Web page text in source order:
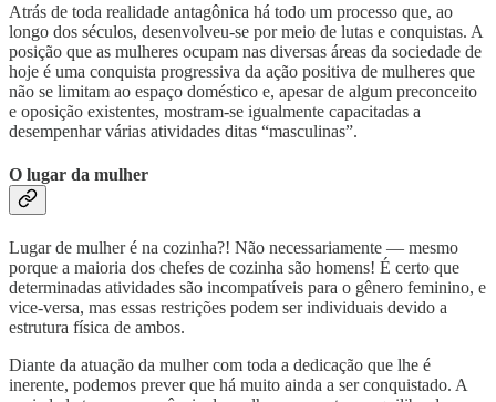
Atrás de toda realidade antagônica há todo um processo que, ao
longo dos séculos, desenvolveu-se por meio de lutas e conquistas. A
posição que as mulheres ocupam nas diversas áreas da sociedade de
hoje é uma conquista progressiva da ação positiva de mulheres que
não se limitam ao espaço doméstico e, apesar de algum preconceito
e oposição existentes, mostram-se igualmente capacitadas a
desempenhar várias atividades ditas “masculinas”.
O lugar da mulher
Lugar de mulher é na cozinha?! Não necessariamente — mesmo
porque a maioria dos chefes de cozinha são homens! É certo que
determinadas atividades são incompatíveis para o gênero feminino, e
vice-versa, mas essas restrições podem ser individuais devido a
estrutura física de ambos.
Diante da atuação da mulher com toda a dedicação que lhe é
inerente, podemos prever que há muito ainda a ser conquistado. A